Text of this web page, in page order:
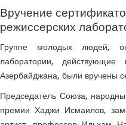
Вручение
режиссерских
Группе молодых людей,
лаборатории,
Азербайджана, были вручены
Председатель Союза,
премии Хаджи Исмаилов,